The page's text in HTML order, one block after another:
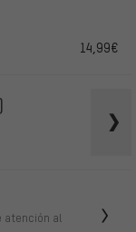
14,99€
atención al